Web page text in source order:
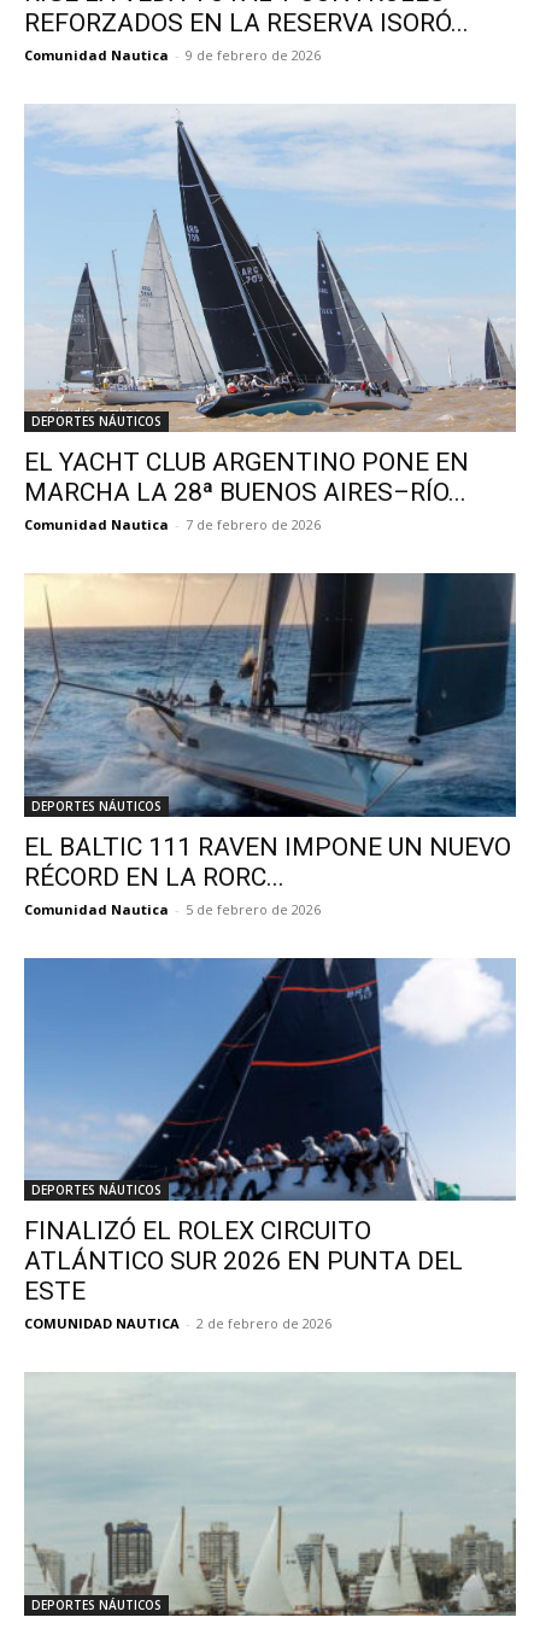
REFORZADOS EN LA RESERVA ISORÓ...
Comunidad Nautica - 9 de febrero de 2026
DEPORTES NÁUTICOS
EL YACHT CLUB ARGENTINO PONE EN
MARCHA LA 28ª BUENOS AIRES–RÍO...
Comunidad Nautica - 7 de febrero de 2026
DEPORTES NÁUTICOS
EL BALTIC 111 RAVEN IMPONE UN NUEVO
RÉCORD EN LA RORC...
Comunidad Nautica - 5 de febrero de 2026
DEPORTES NÁUTICOS
FINALIZÓ EL ROLEX CIRCUITO
ATLÁNTICO SUR 2026 EN PUNTA DEL
ESTE
COMUNIDAD NAUTICA - 2 de febrero de 2026
DEPORTES NÁUTICOS